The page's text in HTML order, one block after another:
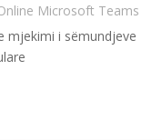
Microsoft Teams
mjekimi i sëmundjeve